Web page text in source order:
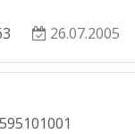
26.07.2005